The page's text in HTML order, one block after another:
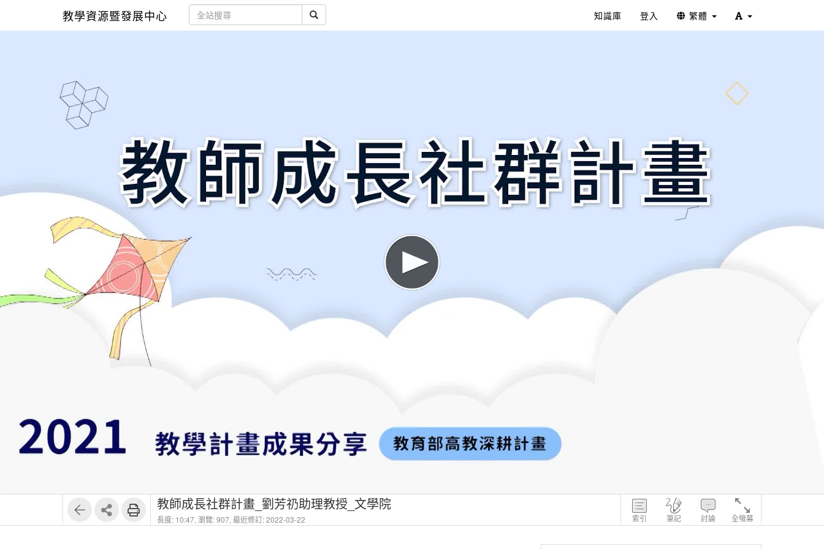
教學資源暨發展中心 知識庫 登入 繁體
索引 筆記 討論 全螢幕
教師成長社群計畫_劉芳礽助理教授_文學院
長度: 10:47, 瀏覽: 907, 最近修訂: 2022-03-22